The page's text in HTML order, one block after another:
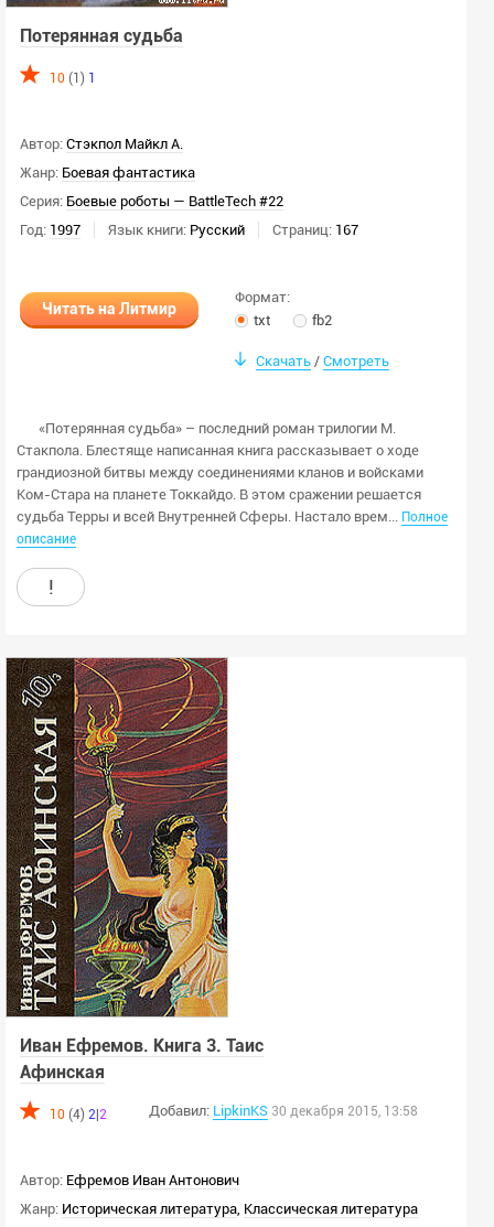
Потерянная судьба
10 (1) 1
Автор: Стэкпол Майкл А.
Жанр: Боевая фантастика
Серия: Боевые роботы — BattleTech #22
Год: 1997 Язык книги: Русский Страниц: 167
Читать на Литмир
Формат:
txt
fb2
Скачать /Смотреть
«Потерянная судьба» – последний роман трилогии М.
Стакпола. Блестяще написанная книга рассказывает о ходе
грандиозной битвы между соединениями кланов и войсками
Ком-Стара на планете Токкайдо. В этом сражении решается
судьба Терры и всей Внутренней Сферы. Настало врем...
Полное
описание
!
Иван Ефремов. Книга 3. Таис
Афинская
10 (4) 2|2 Добавил: LipkinKS 30 декабря 2015, 13:58
Автор: Ефремов Иван Антонович
Жанр: Историческая литература Классическая литература